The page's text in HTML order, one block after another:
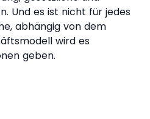
Und es ist nicht für jedes
abhängig von dem
wird es
geben.